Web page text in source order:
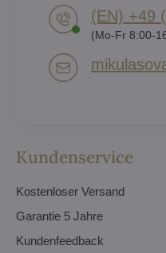
Kundenservice
Kostenloser Versand
Garantie 5 Jahre
Kundenfeedback
(EN) +49
(Mo-Fr 8:00-